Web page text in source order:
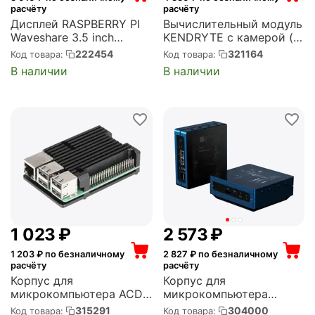
расчёту
Дисплей RASPBERRY PI
Waveshare 3.5 inch
resistive touchscreen LCD
screen (IPS) for 3 (RA332)
Код товара: 222454
В наличии
расчёту
Вычислительный модуль
KENDRYTE с камерой (с
ЦПУ K210) и модулем
связи GPRS/3G/4G/NB-
IoT/Bluetooth.
Код товара: 321164
В наличии
1 023 ₽
1 203 ₽ по безналичному
расчёту
Корпус для
микрокомпьютера ACD
Black Metal Aluminum
Код товара: 315291
2 573₽
2 827 ₽ по безналичному
расчёту
Корпус для
микрокомпьютера
SEEED re_computer case
Код товара: 304000